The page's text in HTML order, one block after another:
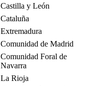
Castilla y León
Cataluña
Extremadura
Comunidad de Madrid
Comunidad Foral de
Navarra
La Rioja